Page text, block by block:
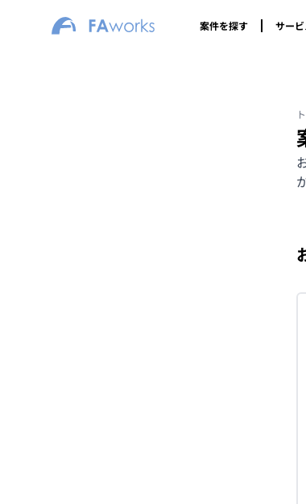
案件を探す サー